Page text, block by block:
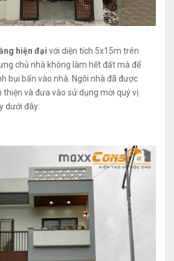
hiện đại với diện tích 5x15m trên
chủ nhà không làm hết đất mà để
bụi bẩn vào nhà. Ngôi nhà đã được
thiện và đưa vào sử dụng mời quý vị
dưới đây: